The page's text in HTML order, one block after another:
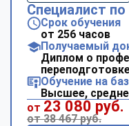
Специалист
Срок обучения
от 256 часов
Получаемый
Диплом о
Обучение на
Высшее,
от 23 080 руб.
от 38 467 руб.